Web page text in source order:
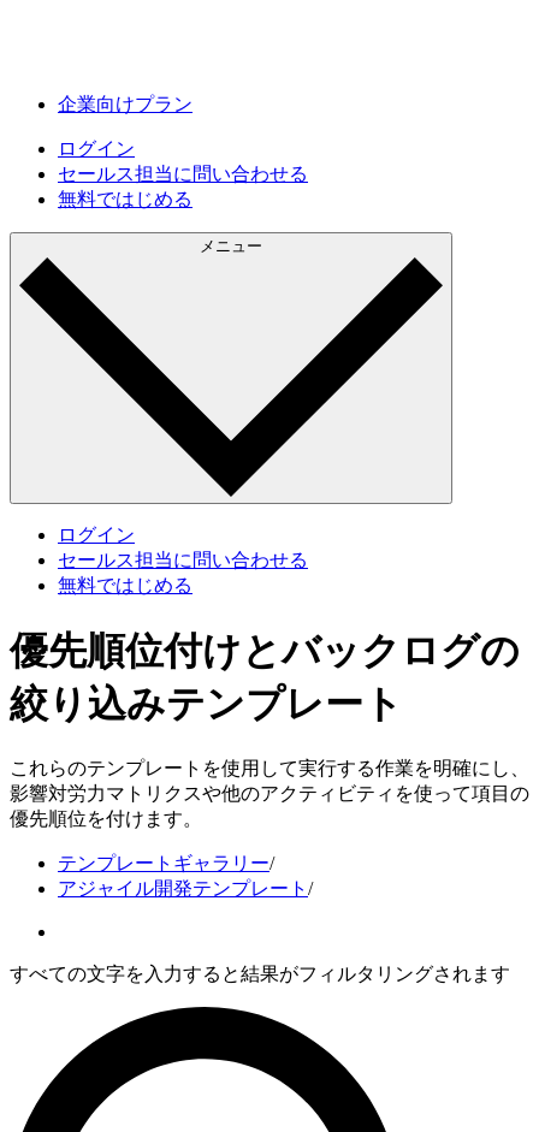
企業向けプラン
ログイン
セールス担当に問い合わせる
無料ではじめる
メニュー
ログイン
セールス担当に問い合わせる
無料ではじめる
優先順位付けとバックログの
絞り込みテンプレート
これらのテンプレートを使用して実行する作業を明確にし、
影響対労力マトリクスや他のアクティビティを使って項目の
優先順位を付けます。
テンプレートギャラリー/
アジャイル開発テンプレート /
すべての文字を入力すると結果がフィルタリングされます